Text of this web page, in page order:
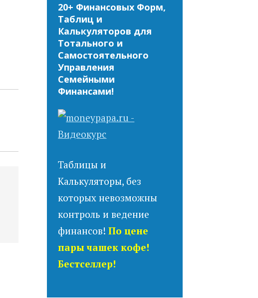
20+ Финансовых Форм,
Таблиц и
Калькуляторов для
Тотального и
Самостоятельного
Управления
Семейными
Финансами!
Таблицы и
Калькуляторы, без
которых невозможны
контроль и ведение
финансов!По цене
пары чашек кофе!
Бестселлер!